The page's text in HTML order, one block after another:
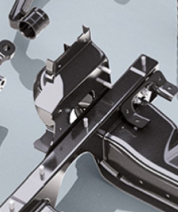
Trafic de construction
d’origine FUSO Canter TFI